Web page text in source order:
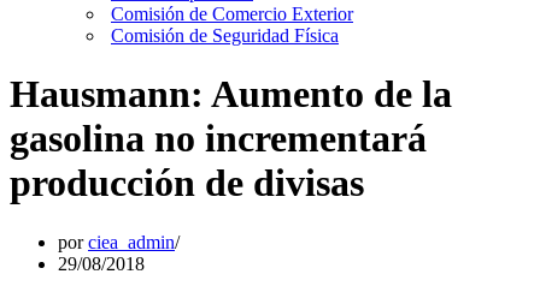
Comisión de Comercio Exterior
Comisión de Seguridad Física
Hausmann: Aumento de la
gasolina no incrementará
producción de divisas
porciea_admin
29/08/2018